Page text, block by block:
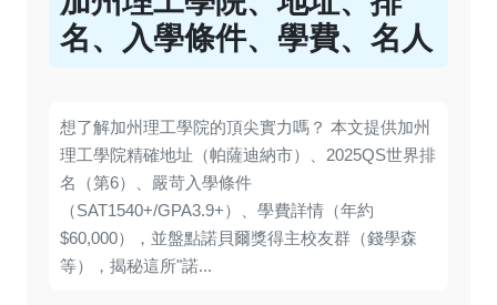
名、入學條件、學費、名人
想了解加州理工學院的頂尖實力嗎？ 本文提供加州
理工學院精確地址（帕薩迪納市）、2025QS世界排
名（第6）、嚴苛入學條件
（SAT1540+/GPA3.9+）、學費詳情（年約
$60,000），並盤點諾貝爾獎得主校友群（錢學森
等），揭秘這所"諾...